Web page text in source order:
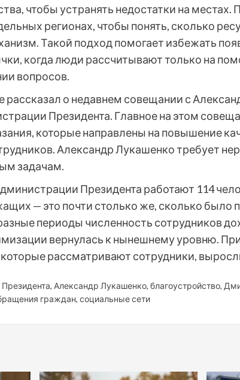
чтобы устранять недостатки на местах.
регионах, чтобы понять, сколько
Такой подход помогает избежать
когда люди рассчитывают только на
вопросов.
о недавнем совещании с
Президента. Главное на этом
которые направлены на повышение
Александр Лукашенко требует
задачам.
Президента работают 114
— это почти столько же, сколько было
периоды численность сотрудников
вернулась к нынешнему уровню.
рассматривают сотрудники,
, Александр Лукашенко, благоустройство,
граждан, социальные сети